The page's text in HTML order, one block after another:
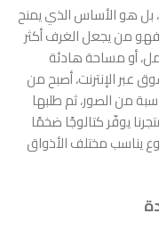
بل هو الأساس الذي يمنح
من يجعل الغرف أكثر
أو مساحة هادئة
عبر الإنترنت، أصبح من
من الصور، ثم طلبها
يوفّر كتالوجًا ضخمًا
يناسب مختلف الأذواق